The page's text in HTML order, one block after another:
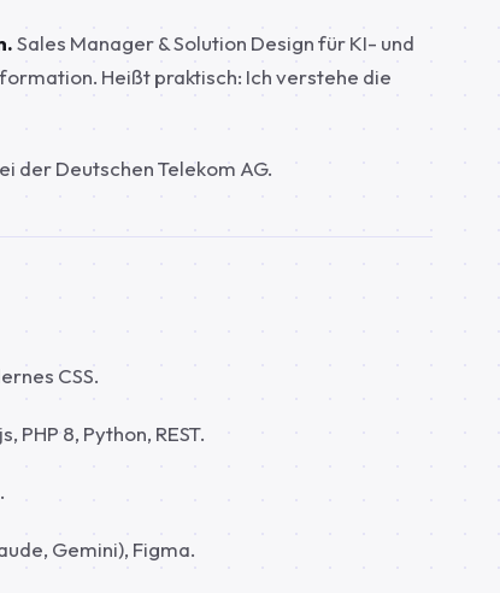
Sales Manager & Solution Design für KI- und
Heißt praktisch: Ich verstehe die
der Deutschen Telekom AG.
CSS.
PHP 8, Python, REST.
Gemini), Figma.